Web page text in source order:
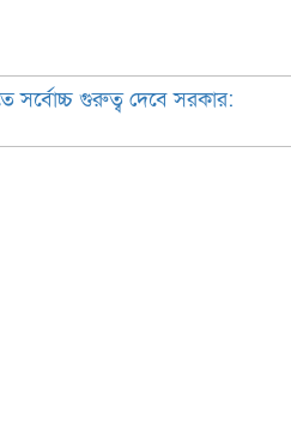
সর্বোচ্চ গুরুত্ব দেবে সরকার: